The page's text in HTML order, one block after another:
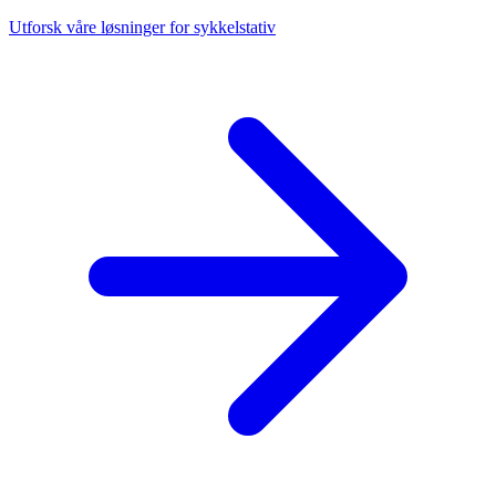
Utforsk våre løsninger for sykkelstativ